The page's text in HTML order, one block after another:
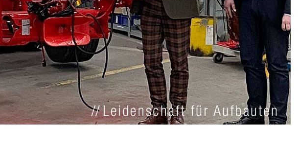
möglicherweise auch ohne Rechtsbehelfsmöglichkeiten, verarbeitet werden können.
von uns genutzten Cookies und Funktionen finden Sie in der Datenschutzerklärung.